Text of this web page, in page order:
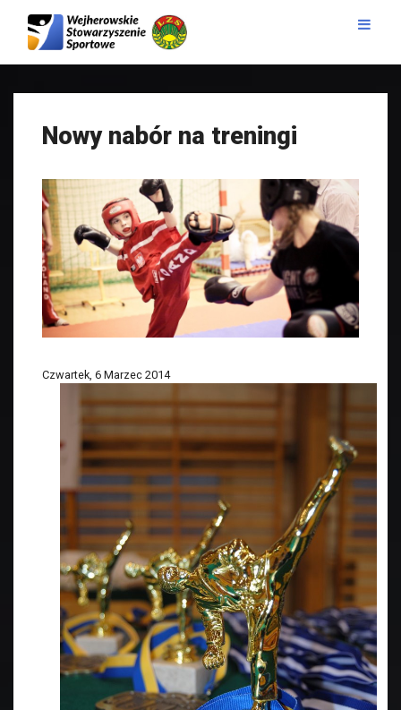
Nowy nabór na treningi
Czwartek, 6 Marzec 2014